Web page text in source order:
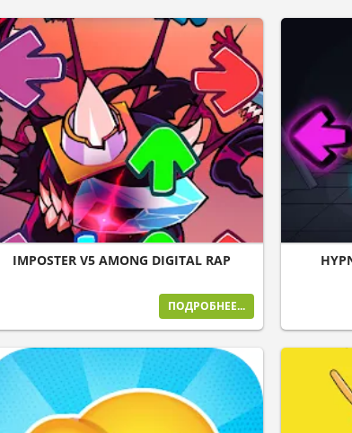
IMPOSTER V5 AMONG DIGITAL RAP
ПОДРОБНЕЕ...